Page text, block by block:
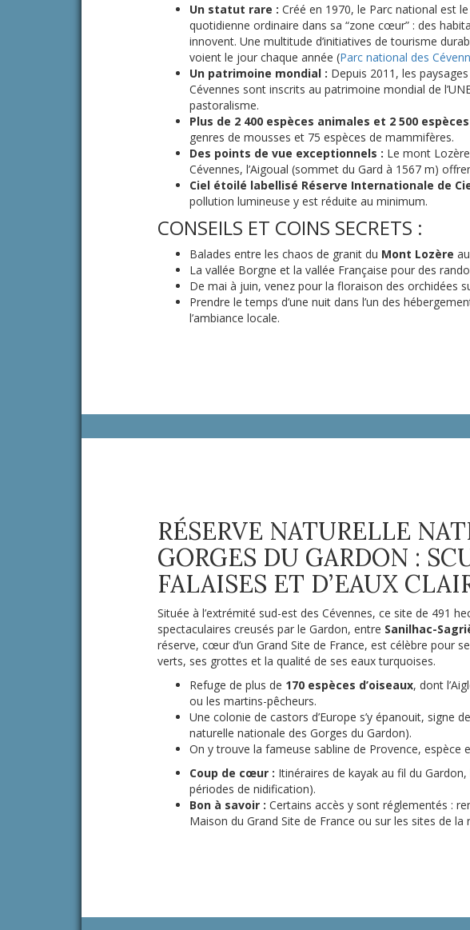
Un statut rare : Créé en 1970, le Parc national est
quotidienne ordinaire dans sa “zone cœur” : des
innovent. Une multitude d’initiatives de tourisme
voient le jour chaque année (Parc national des
Un patrimoine mondial : Depuis 2011, les
Cévennes sont inscrits au patrimoine mondial de
pastoralisme.
Plus de 2 400 espèces animales et 2 500
genres de mousses et 75 espèces de mammifères.
Des points de vue exceptionnels : Le mont
Cévennes, l’Aigoual (sommet du Gard à 1567 m)
Ciel étoilé labellisé Réserve Internationale de
pollution lumineuse y est réduite au minimum.
CONSEILS ET COINS SECRETS :
Balades entre les chaos de granit du Mont Lozère
La vallée Borgne et la vallée Française pour des
De mai à juin, venez pour la floraison des orchidées
Prendre le temps d’une nuit dans l’un des
l’ambiance locale.
RÉSERVE NATURELLE
GORGES DU GARDON :
FALAISES ET D’EAUX
Située à l’extrémité sud-est des Cévennes, ce site de 491
spectaculaires creusés par le Gardon, entre Sanilhac-
réserve, cœur d’un Grand Site de France, est célèbre pour
verts, ses grottes et la qualité de ses eaux turquoises.
Refuge de plus de 170 espèces d’oiseaux, dont
ou les martins-pêcheurs.
Une colonie de castors d’Europe s’y épanouit, signe
naturelle nationale des Gorges du Gardon).
On y trouve la fameuse sabline de Provence, espèce
Coup de cœur : Itinéraires de kayak au fil du
périodes de nidification).
Bon à savoir : Certains accès y sont réglementés :
Maison du Grand Site de France ou sur les sites de